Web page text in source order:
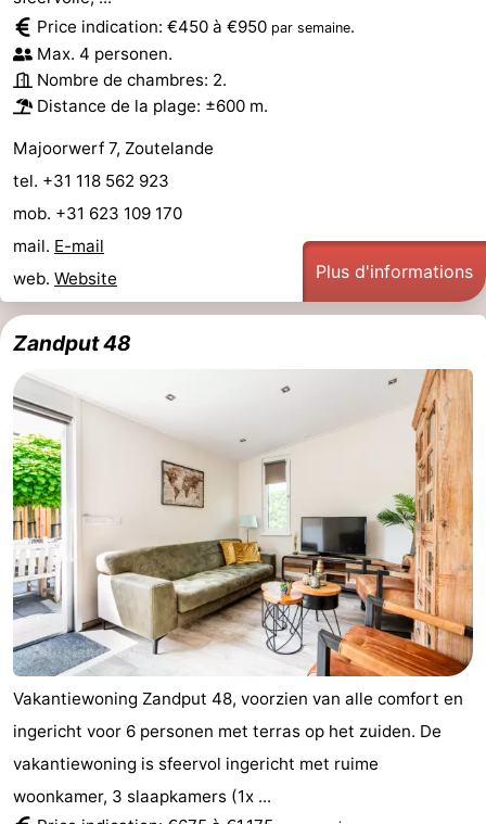
Price indication: €450 à €950 par semaine.
Max. 4 personen.
Nombre de chambres: 2.
Distance de la plage: ±600 m.
Majoorwerf 7, Zoutelande
tel. +31 118 562 923
mob. +31 623 109 170
mail. E-mail
web. Website Plus d'informations
Zandput 48
Vakantiewoning Zandput 48, voorzien van alle comfort en
ingericht voor 6 personen met terras op het zuiden. De
vakantiewoning is sfeervol ingericht met ruime
woonkamer, 3 slaapkamers (1x ...